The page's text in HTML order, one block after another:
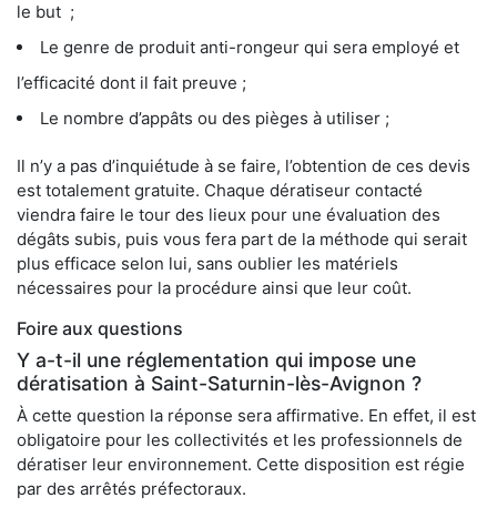
le but ;
Le genre de produit anti-rongeur qui sera employé et
l’efficacité dont il fait preuve ;
Le nombre d’appâts ou des pièges à utiliser ;
Il n’y a pas d’inquiétude à se faire, l’obtention de ces devis
est totalement gratuite. Chaque dératiseur contacté
viendra faire le tour des lieux pour une évaluation des
dégâts subis, puis vous fera part de la méthode qui serait
plus efficace selon lui, sans oublier les matériels
nécessaires pour la procédure ainsi que leur coût.
Foire aux questions
Y a-t-il une réglementation qui impose une
dératisation à Saint-Saturnin-lès-Avignon ?
À cette question la réponse sera affirmative. En effet, il est
obligatoire pour les collectivités et les professionnels de
dératiser leur environnement. Cette disposition est régie
par des arrêtés préfectoraux.